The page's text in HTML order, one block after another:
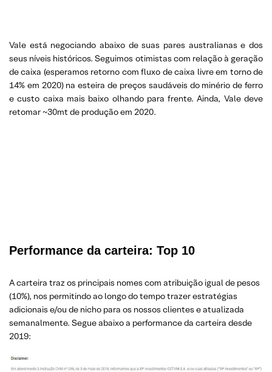
Vale está negociando abaixo de suas pares australianas e dos
seus níveis históricos. Seguimos otimistas com relação à geração
de caixa (esperamos retorno com fluxo de caixa livre em torno de
14% em 2020) na esteira de preços saudáveis do minério de ferro
e custo caixa mais baixo olhando para frente. Ainda, Vale deve
retomar ~30mt de produção em 2020.
Performance da carteira: Top 10
A carteira traz os principais nomes com atribuição igual de pesos
(10%), nos permitindo ao longo do tempo trazer estratégias
adicionais e/ou de nicho para os nossos clientes e atualizada
semanalmente. Segue abaixo a performance da carteira desde
2019: